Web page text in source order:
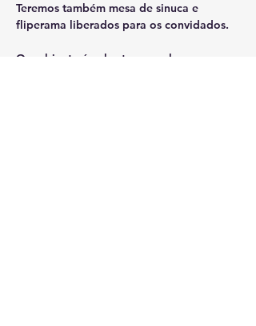
Teremos também mesa de sinuca e
fliperama liberados para os convidados.
O ambiente é coberto e amplo,